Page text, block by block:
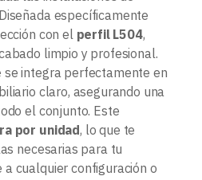
específicamente
con el perfil L504,
limpio y profesional.
se integra perfectamente en
claro, asegurando una
el conjunto. Este
por unidad, lo que te
necesarias para tu
cualquier configuración o